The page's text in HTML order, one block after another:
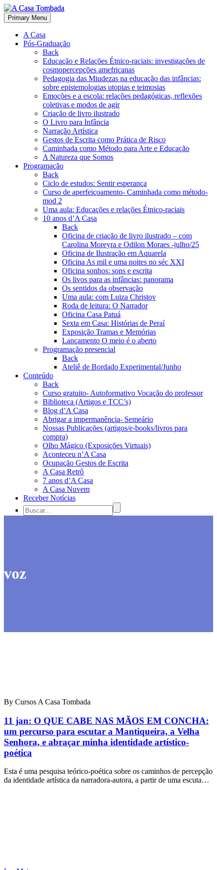
Primary Menu
A Casa
Pós-Graduação
Back
Educação e Relações Étnico-raciais: investigações de
cosmopercepções amefricanas
Pedagogia das Miudezas na educação das infâncias:
sobre epistemologias utopias e teimosias
Emoções e a escola: relações pedagógicas, reflexões
coletivas e modos de agir
Criação de livro ilustrado
O Livro para Infância
Narração Artística
Gestos de Escrita como Prática de Risco
Caminhada como Método para Arte e Educação
A Natureza que Somos
Programação
Back
Ciclo de estudos: Sentir esperança
Curso de aperfeiçoamento- Caminhada como método-
mod 2
Uma aula: Educações e relações Étnico-raciais
10 anos d’A Casa
Back
Oficina de criação de livro ilustrado – com
Carolina Moreyra e Odilon Moraes -julho/25
Oficina de Ilustração em Aquarela
Oficina As mil e uma noites no séc XXI
Oficina sonhos: sons e escrita
Os livos para as infâncias: panorama
Os sentidos da observação
Uma aula: com Luiza Christov
Roda de leitura: O Narrador
Oficina Casa Patuá
Sexta em Casa: Histórias de Peraí
Exposição Tramas e Memórias
Lançamento O meio é o aberto
Programação presencial
Back
Ateliê de Bordado Experimental/Junho
Conteúdo
Back
Curso gratuito- Autoformativo Vocação do professor
Biblioteca (Artigos e TCC’s)
Blog d’A Casa
Abrigar a impermanência- Semeário
Nossas Publicações (artigos/e-books/livros para
compra)
Olho Mágico (Exposições Virtuais)
Aconteceu n’A Casa
Ocupação Gestos de Escrita
A Casa Retrô
7 anos d’A Casa
A Casa Nuvem
Receber Notícias
voz
By Cursos A Casa Tombada
11 jan: O QUE CABE NAS MÃOS EM CONCHA:
um percurso para escutar a Mantiqueira, a Velha
Senhora, e abraçar minha identidade artístico-
poética
Esta é uma pesquisa teórico-poética sobre os caminhos de percepção
da identidade artística da narradora-autora, a partir de uma escuta…